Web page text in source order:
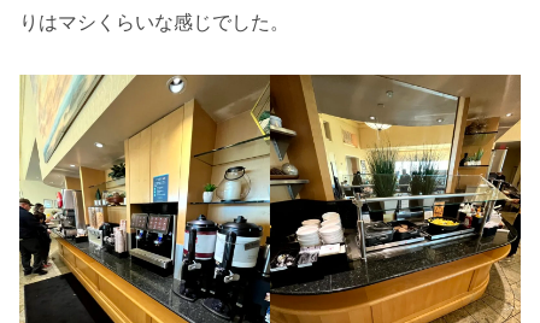
りはマシくらいな感じでした。